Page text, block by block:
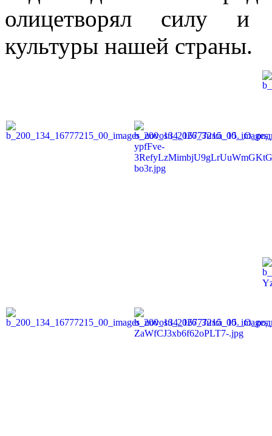
олицетворял силу и
культуры нашей страны.